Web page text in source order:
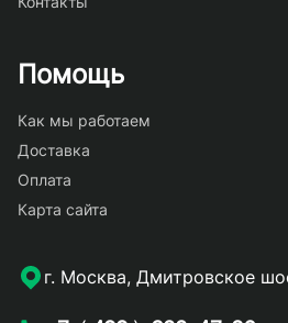
Помощь
Как мы работаем
Доставка
Оплата
Карта сайта
г. Москва, Дмитровское